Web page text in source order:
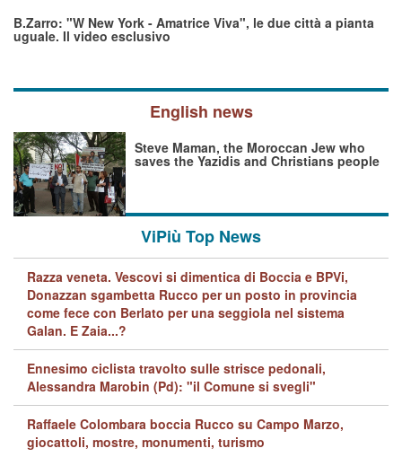
B.Zarro: "W New York - Amatrice Viva", le due città a pianta
uguale. Il video esclusivo
English news
Steve Maman, the Moroccan Jew who
saves the Yazidis and Christians people
ViPiù Top News
Razza veneta. Vescovi si dimentica di Boccia e BPVi,
Donazzan sgambetta Rucco per un posto in provincia
come fece con Berlato per una seggiola nel sistema
Galan. E Zaia...?
Ennesimo ciclista travolto sulle strisce pedonali,
Alessandra Marobin (Pd): "il Comune si svegli"
Raffaele Colombara boccia Rucco su Campo Marzo,
giocattoli, mostre, monumenti, turismo